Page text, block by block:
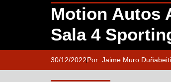
Motion Autos
Sala 4
30/12/2022Por: Jaime Muro